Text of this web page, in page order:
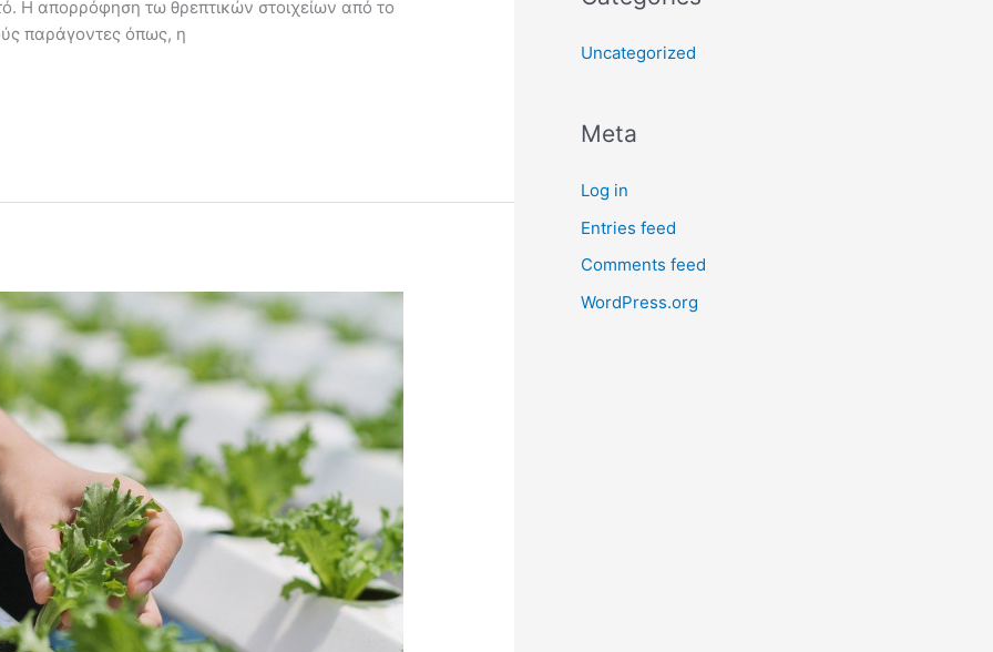
Η απορρόφηση τω θρεπτικών στοιχείων από το
παράγοντες όπως, η
Uncategorized
Meta
Log in
Entries feed
Comments feed
WordPress.org